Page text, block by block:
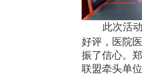
此次活
好评，医院
振了信心。
联盟牵头单